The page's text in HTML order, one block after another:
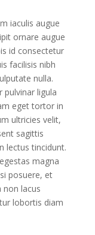
iaculis augue
ornare augue
id consectetur
facilisis nibh
nulla.
pulvinar ligula
eget tortor in
ultricies velit,
sagittis
lectus tincidunt.
magna
posuere, et
lacus
lobortis diam